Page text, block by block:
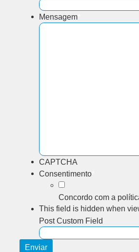
Mensagem
CAPTCHA
Consentimento
Concordo com a
This field is hidden when
Post Custom Field